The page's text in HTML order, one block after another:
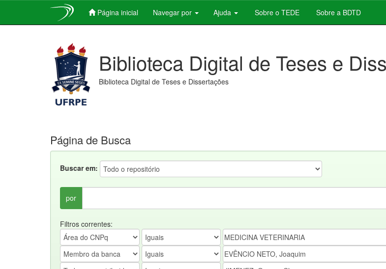
Página inicial Navegar por Ajuda Sobre o TEDE Sobre a BDTD
Biblioteca Digital de Teses e
Biblioteca Digital de Teses e Dissertações
Página de Busca
Buscar em:
por
Filtros correntes: